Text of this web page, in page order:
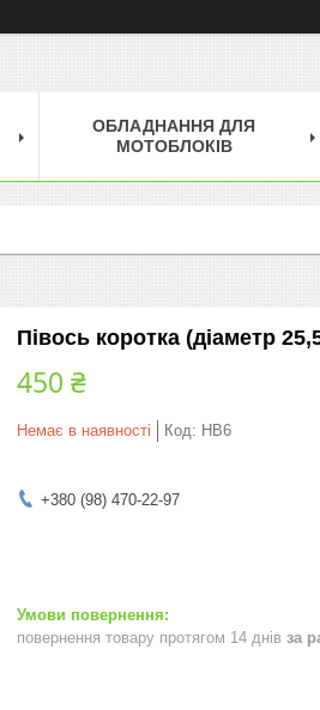
ОБЛАДНАННЯ ДЛЯ
МОТОБЛОКІВ
Півось коротка (діаметр
450 ₴
Немає в наявності Код: НВ6
+380 (98) 470-22-97
повернення товару протягом 14 днів за